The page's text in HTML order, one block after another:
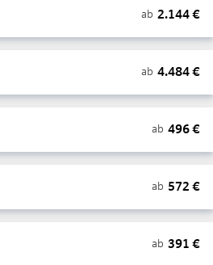
ab 2.144€
ab 4.484€
ab 496€
ab 572 €
ab 391 €